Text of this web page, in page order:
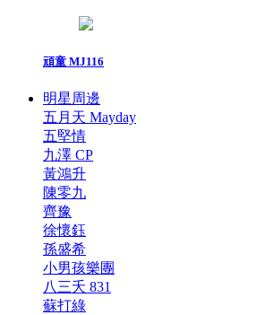
頑童 MJ116
明星周邊
五月天 Mayday
五堅情
九澤 CP
黃鴻升
陳零九
齊豫
徐懷鈺
孫盛希
小男孩樂團
八三夭 831
蘇打綠